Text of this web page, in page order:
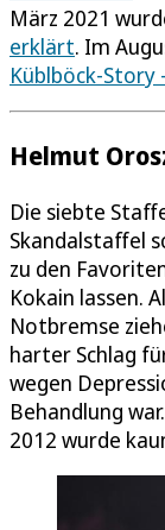
März 2021
erklärt. Im
Küblböck‑Story
Helmut
Die siebte
Skandalstaffel
zu den
Kokain lassen.
Notbremse
harter Schlag
wegen
Behandlung
2012 wurde